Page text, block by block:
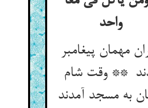
واحد
مهمان پیغامبر
** وقت شام